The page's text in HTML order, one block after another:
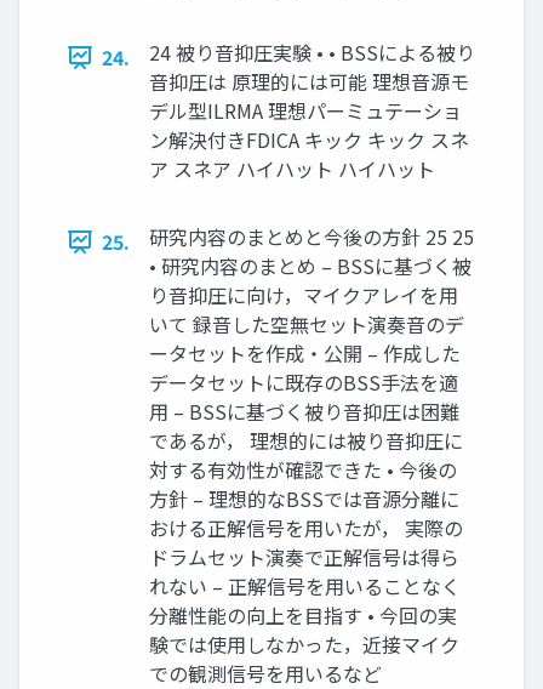
24.
24 被り音抑圧実験 • • BSSによる被り
音抑圧は 原理的には可能 理想音源モ
デル型ILRMA 理想パーミュテーショ
ン解決付きFDICA キック キック スネ
ア スネア ハイハット ハイハット
25.
研究内容のまとめと今後の方針 25 25
• 研究内容のまとめ – BSSに基づく被
り音抑圧に向け，マイクアレイを用
いて 録音した空無セット演奏音のデ
ータセットを作成・公開 – 作成した
データセットに既存のBSS手法を適
用 – BSSに基づく被り音抑圧は困難
であるが， 理想的には被り音抑圧に
対する有効性が確認できた • 今後の
方針 – 理想的なBSSでは音源分離に
おける正解信号を用いたが， 実際の
ドラムセット演奏で正解信号は得ら
れない – 正解信号を用いることなく
分離性能の向上を目指す • 今回の実
験では使用しなかった，近接マイク
での観測信号を用いるなど